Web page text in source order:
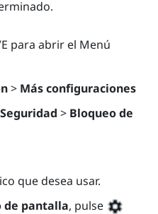
para abrir el Menú
> Más configuraciones
Seguridad > Bloqueo de
que desea usar.
de pantalla, pulse